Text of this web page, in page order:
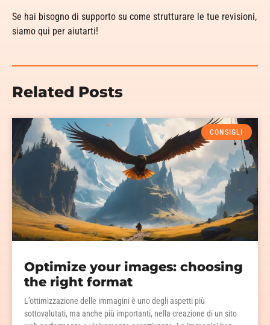
Se hai bisogno di supporto su come strutturare le tue revisioni,
siamo qui per aiutarti!
Related Posts
CONSIGLI
Optimize your images: choosing
the right format
L’ottimizzazione delle immagini è uno degli aspetti più
sottovalutati, ma anche più importanti, nella creazione di un sito